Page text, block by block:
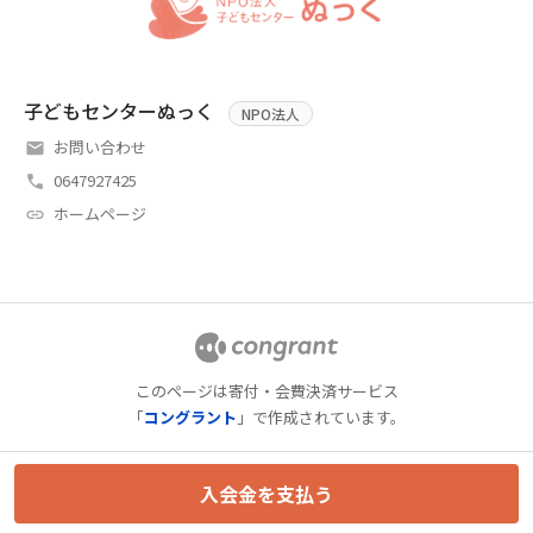
子どもセンターぬっく NPO法人
お問い合わせ
0647927425
ホームページ
このページは寄付・会費決済サービス
「コングラント 」で作成されています。
入会金を支払う